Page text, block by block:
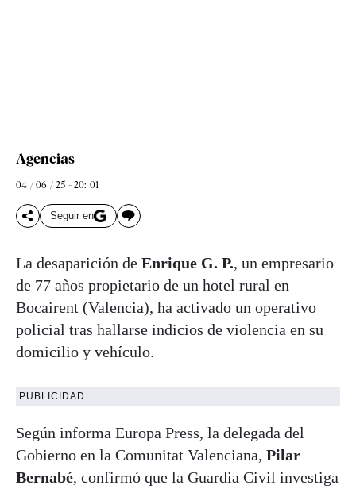
Agencias
04 / 06 / 25 - 20: 01
Seguir en
La desaparición de Enrique G. P., un empresario
de 77 años propietario de un hotel rural en
Bocairent (Valencia), ha activado un operativo
policial tras hallarse indicios de violencia en su
domicilio y vehículo.
PUBLICIDAD
Según informa Europa Press, la delegada del
Gobierno en la Comunitat Valenciana, Pilar
Bernabé, confirmó que la Guardia Civil investiga